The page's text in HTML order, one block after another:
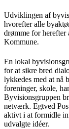
Udviklingen af
hvorefter alle
drømme for herefter
Kommune.
En lokal
for at sikre bred
lykkedes med at nå
foreninger, skole,
Byvisionsgruppen
netværk. Egtved
aktivt i at formidle
udvalgte idéer.